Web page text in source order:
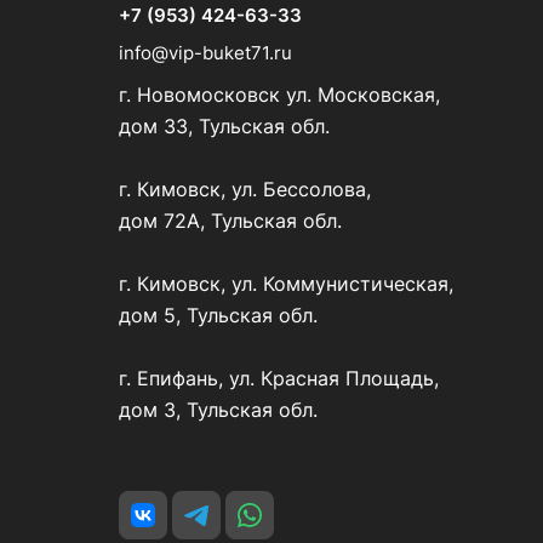
+7 (953) 424-63-33
info@vip-buket71.ru
г. Новомосковск ул. Московская,
дом 33, Тульская обл.
г. Кимовск, ул. Бессолова,
дом 72А, Тульская обл.
г. Кимовск, ул. Коммунистическая,
дом 5, Тульская обл.
г. Епифань, ул. Красная Площадь,
дом 3, Тульская обл.